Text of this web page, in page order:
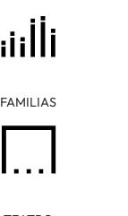
FAMILIAS